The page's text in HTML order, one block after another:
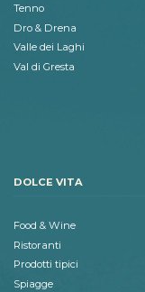
Tenno
Dro & Drena
Valle dei Laghi
Val di Gresta
DOLCE VITA
Food & Wine
Ristoranti
Prodotti tipici
Spiagge